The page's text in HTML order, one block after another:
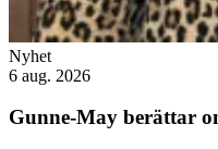
Nyhet
6 aug. 2026
Gunne-May berättar